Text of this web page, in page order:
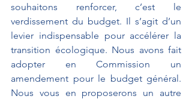
souhaitons renforcer, c’est le
verdissement du budget. Il s’agit d’un
levier indispensable pour accélérer la
transition écologique. Nous avons fait
adopter en Commission un
amendement pour le budget général.
Nous vous en proposerons un autre